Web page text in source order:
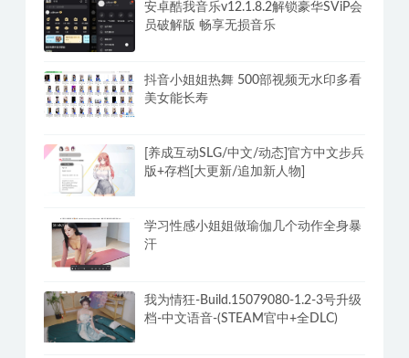
安卓酷我音乐v12.1.8.2解锁豪华SViP会
员破解版 畅享无损音乐
抖音小姐姐热舞 500部视频无水印多看
美女能长寿
[养成互动SLG/中文/动态]官方中文步兵
版+存档[大更新/追加新人物]
学习性感小姐姐做瑜伽几个动作全身暴
汗
我为情狂-Build.15079080-1.2-3号升级
档-中文语音-(STEAM官中+全DLC)